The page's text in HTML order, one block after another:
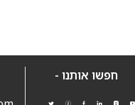
חפשו אותנו -